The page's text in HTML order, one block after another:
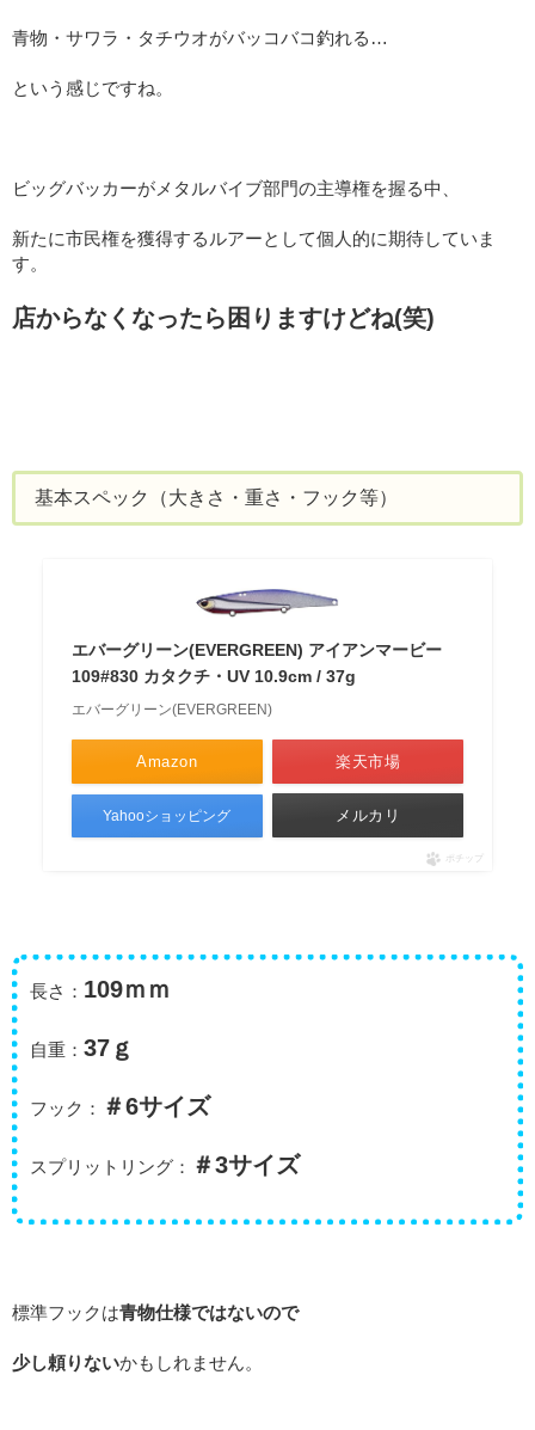
青物・サワラ・タチウオがバッコバコ釣れる…
という感じですね。
ビッグバッカーがメタルバイブ部門の主導権を握る中、
新たに市民権を獲得するルアーとして個人的に期待していま
す。
店からなくなったら困りますけどね(笑)
基本スペック（大きさ・重さ・フック等）
エバーグリーン(EVERGREEN) アイアンマービー
109#830 カタクチ・UV 10.9cm / 37g
エバーグリーン(EVERGREEN)
Amazon 楽天市場
Yahooショッピング メルカリ
ポチップ
長さ： 109ｍｍ
自重： 37ｇ
フック： ＃6サイズ
スプリットリング： ＃3サイズ
標準フックは青物仕様ではないので
少し頼りないかもしれません。